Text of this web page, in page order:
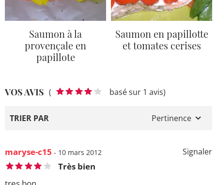
Saumon à la
provençale en
papillote
Saumon en papillotte
et tomates cerises
VOS AVIS ( basé sur 1 avis)
TRIER PAR Pertinence
Signaler
maryse-c15 - 10 mars 2012
Très bien